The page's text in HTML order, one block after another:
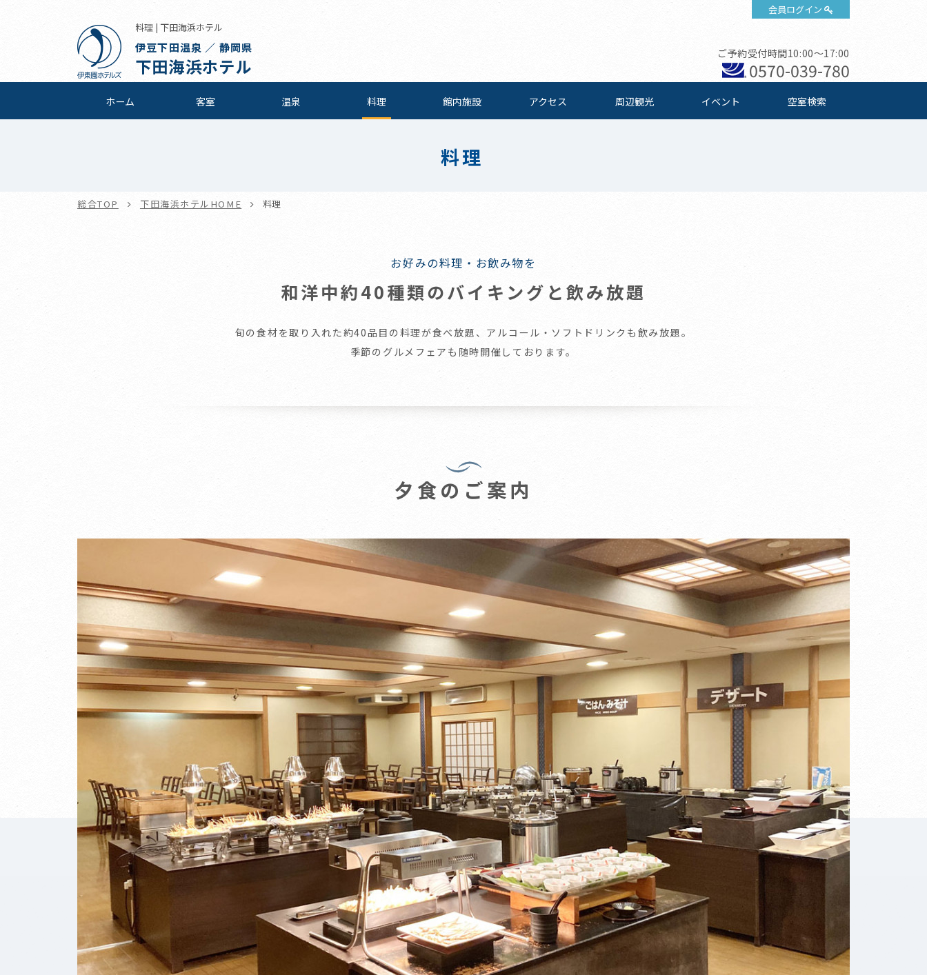
会員ログイン
料理 | 下田海浜ホテル
伊豆下田温泉 ／ 静岡県
下田海浜ホテル
ご予約受付時間10:00～17:00
0570-039-780
ホーム 客室 温泉 料理 館内施設 アクセス 周辺観光 イベント 空室検索
料理
総合TOP 下田海浜ホテルHOME 料理
お好みの料理・お飲み物を
和洋中約40種類のバイキングと飲み放題
旬の食材を取り入れた約40品目の料理が食べ放題、アルコール・ソフトドリンクも飲み放題。
季節のグルメフェアも随時開催しております。
夕食のご案内